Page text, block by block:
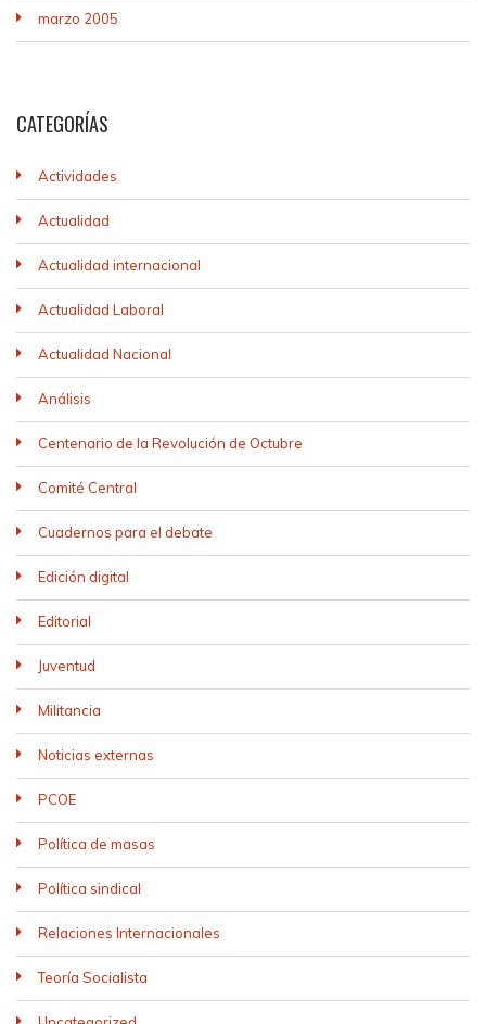
marzo 2005
CATEGORÍAS
Actividades
Actualidad
Actualidad internacional
Actualidad Laboral
Actualidad Nacional
Análisis
Centenario de la Revolución de Octubre
Comité Central
Cuadernos para el debate
Edición digital
Editorial
Juventud
Militancia
Noticias externas
PCOE
Política de masas
Política sindical
Relaciones Internacionales
Teoría Socialista